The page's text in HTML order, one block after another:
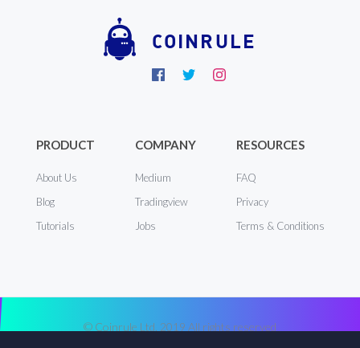
COINRULE
PRODUCT
About Us
Blog
Tutorials
COMPANY
Medium
Tradingview
Jobs
RESOURCES
FAQ
Privacy
Terms & Conditions
© Coinrule Ltd. 2019 All rights reserved